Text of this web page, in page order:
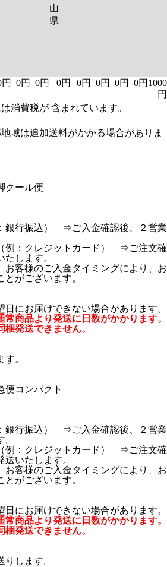
山
県
0円 0円 0円 0円 0円 0円 0円 1000
円
消費税が 含まれています。
域は追加送料がかかる場合がありま
クール便
銀行振込） ⇒ご入金確認後、２営業
例：クレジットカード） ⇒ご注文確
します。
客様のご入金タイミングにより、お
がございます。
にお届けできない場合があります。
常商品より発送に日数がかかります。
梱発送できません。
。
便コンパクト
銀行振込） ⇒ご入金確認後、２営業
例：クレジットカード） ⇒ご注文確
いたします。
客様のご入金タイミングにより、お
がございます。
にお届けできない場合があります。
常商品より発送に日数がかかります。
梱発送できません。
りします。